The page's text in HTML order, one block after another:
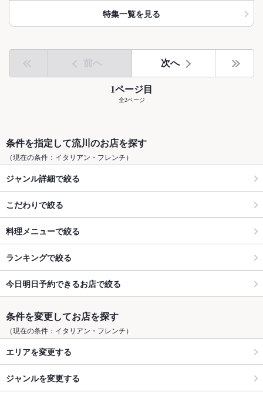
特集一覧を見る
前へ 次へ
1ページ目
全2ページ
条件を指定して流川のお店を探す
（現在の条件：イタリアン・フレンチ）
ジャンル詳細で絞る
こだわりで絞る
料理メニューで絞る
ランキングで絞る
今日明日予約できるお店で絞る
条件を変更してお店を探す
（現在の条件：イタリアン・フレンチ）
エリアを変更する
ジャンルを変更する